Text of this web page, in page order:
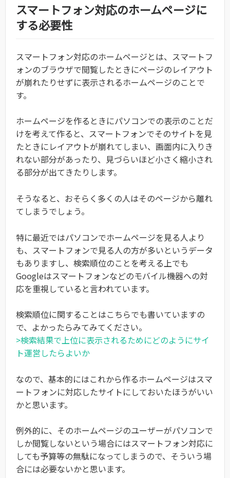
スマートフォン対応のホームページに
する必要性
スマートフォン対応のホームページとは、スマートフ
ォンのブラウザで閲覧したときにページのレイアウト
が崩れたりせずに表示されるホームページのことで
す。
ホームページを作るときにパソコンでの表示のことだ
けを考えて作ると、スマートフォンでそのサイトを見
たときにレイアウトが崩れてしまい、画面内に入りき
れない部分があったり、見づらいほど小さく縮小され
る部分が出てきたりします。
そうなると、おそらく多くの人はそのページから離れ
てしまうでしょう。
特に最近ではパソコンでホームページを見る人より
も、スマートフォンで見る人の方が多いというデータ
もありますし、検索順位のことを考える上でも
Googleはスマートフォンなどのモバイル機器への対
応を重視していると言われています。
検索順位に関することはこちらでも書いていますの
で、よかったらみてみてください。
>検索結果で上位に表示されるためにどのようにサイ
ト運営したらよいか
なので、基本的にはこれから作るホームページはスマ
ートフォンに対応したサイトにしておいたほうがいい
かと思います。
例外的に、そのホームページのユーザーがパソコンで
しか閲覧しないという場合にはスマートフォン対応に
しても予算等の無駄になってしまうので、そういう場
合には必要ないかと思います。